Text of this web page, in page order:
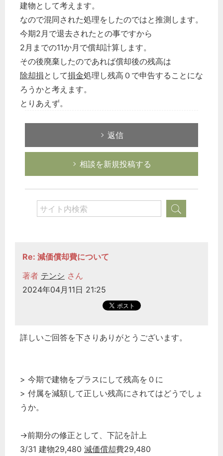
建物として考えます。
なので混同された処理をしたのではと推測します。
今期2月で退去されたとの事ですから
2月までの11か月で償却計算します。
その後廃棄したのであれば償却後の残高は
除却損として損金処理し残高０で申告することにな
ろうかと考えます。
とりあえず。
返信
相談を新規投稿する
Re: 減価償却費について
著者 テンシ さん
2024年04月11日 21:25
詳しいご回答を下さりありがとうございます。
> 今期で建物をプラスにして残高を０に
> 付属を減額して正しい残高にされてはどうでしょ
うか。
→前期分の修正として、下記を計上
3/31 建物29,480 減価償却費29,480